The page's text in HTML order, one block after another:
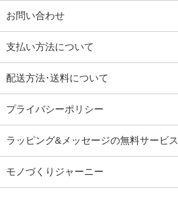
お問い合わせ
支払い方法について
配送方法･送料について
プライバシーポリシー
ラッピング&メッセージの無料サービス
モノづくりジャーニー